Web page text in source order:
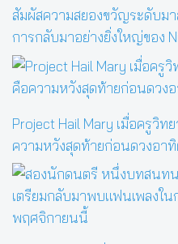
สัมผัสความสยองขวัญระดับม
การกลับมาอย่างยิ่งใหญ่ของ
Project Hail Mary เมื่อครูวิท
ความหวังสุดท้ายก่อนดวงอา